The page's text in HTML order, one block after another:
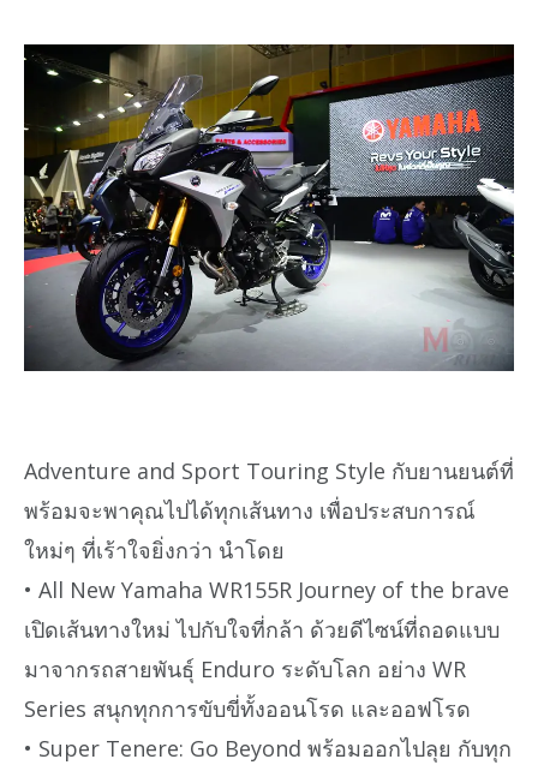
Adventure and Sport Touring Style กับยานยนต์ที่
พร้อมจะพาคุณไปได้ทุกเส้นทาง เพื่อประสบการณ์
ใหม่ๆ ที่เร้าใจยิ่งกว่า นำโดย
• All New Yamaha WR155R Journey of the brave
เปิดเส้นทางใหม่ ไปกับใจที่กล้า ด้วยดีไซน์ที่ถอดแบบ
มาจากรถสายพันธุ์ Enduro ระดับโลก อย่าง WR
Series สนุกทุกการขับขี่ทั้งออนโรด และออฟโรด
• Super Tenere: Go Beyond พร้อมออกไปลุย กับทุก